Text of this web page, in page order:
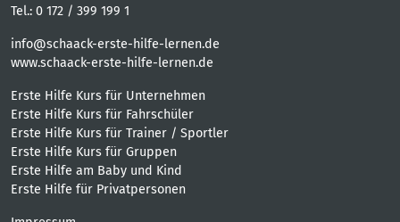
Tel.: 0 172 / 399 199 1
info@schaack-erste-hilfe-lernen.de
www.schaack-erste-hilfe-lernen.de
Erste Hilfe Kurs für Unternehmen
Erste Hilfe Kurs für Fahrschüler
Erste Hilfe Kurs für Trainer / Sportler
Erste Hilfe Kurs für Gruppen
Erste Hilfe am Baby und Kind
Erste Hilfe für Privatpersonen